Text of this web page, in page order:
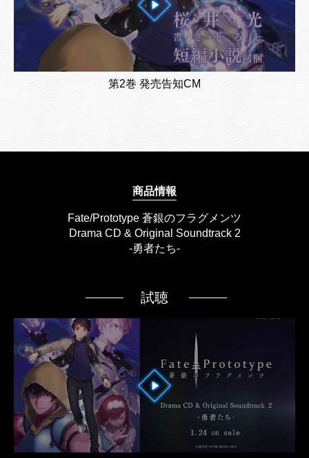
第2巻 発売告知CM
商品情報
Fate/Prototype 蒼銀のフラグメンツ
Drama CD & Original Soundtrack 2
-勇者たち-
試聴